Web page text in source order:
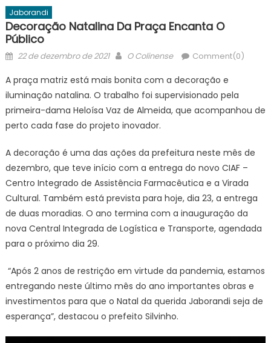
Jaborandi
Decoração Natalina Da Praça Encanta O
Público
Posted
22 de dezembro de 2021 Author
O Colinense Comment(0)
A praça matriz está mais bonita com a decoração e
iluminação natalina. O trabalho foi supervisionado pela
primeira-dama Heloísa Vaz de Almeida, que acompanhou de
perto cada fase do projeto inovador.
A decoração é uma das ações da prefeitura neste mês de
dezembro, que teve início com a entrega do novo CIAF –
Centro Integrado de Assistência Farmacêutica e a Virada
Cultural. Também está prevista para hoje, dia 23, a entrega
de duas moradias. O ano termina com a inauguração da
nova Central Integrada de Logística e Transporte, agendada
para o próximo dia 29.
“Após 2 anos de restrição em virtude da pandemia, estamos
entregando neste último mês do ano importantes obras e
investimentos para que o Natal da querida Jaborandi seja de
esperança”, destacou o prefeito Silvinho.